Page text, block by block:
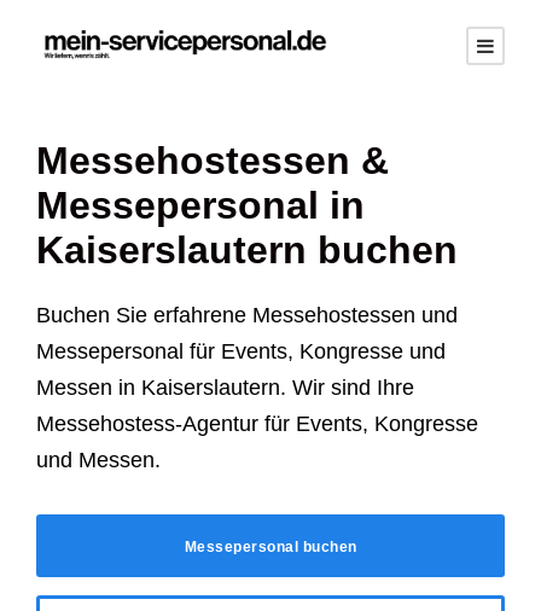
Messehostessen &
Messepersonal in
Kaiserslautern buchen
Buchen Sie erfahrene Messehostessen und
Messepersonal für Events, Kongresse und
Messen in Kaiserslautern. Wir sind Ihre
Messehostess-Agentur für Events, Kongresse
und Messen.
Messepersonal buchen